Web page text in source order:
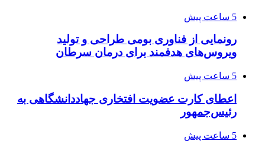
5 ساعت پیش
رونمایی از فناوری بومی طراحی و تولید
ویروس‌های هدفمند برای درمان سرطان
5 ساعت پیش
اعطای کارت عضویت افتخاری جهاددانشگاهی به
رئیس‌جمهور
5 ساعت پیش